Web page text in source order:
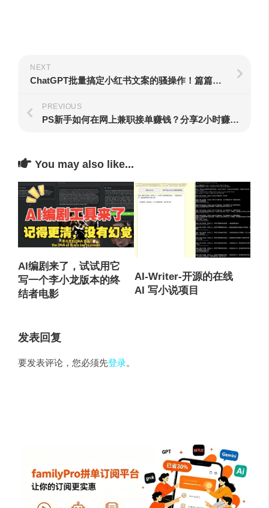
NEXT
ChatGPT批量搞定小红书文案的骚操作！篇篇都是爆款！
PREVIOUS
PS新手如何在网上兼职接单赚钱？分享2小时赚800元的老照片修复经过！
You may also like...
AI编剧来了，试试用它
写一个李小龙版本的终
结者电影
AI-Writer-开源的在线
AI 写小说项目
发表回复
要发表评论，您必须先登录。